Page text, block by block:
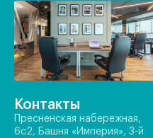
Контакты
Пресненская набережная,
6с2, Башня «Империя», 3-й